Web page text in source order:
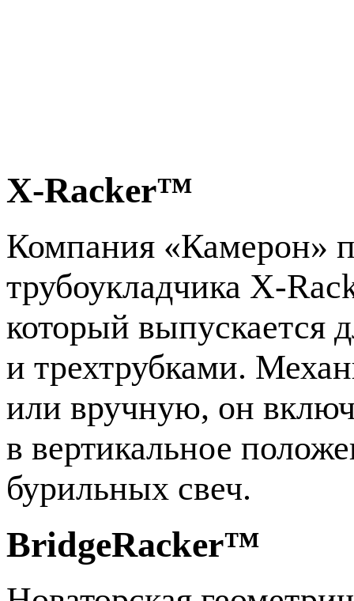
X-Racker™
Компания «Камерон»
трубоукладчика X-
который выпускается
и трехтрубками.
или вручную, он
в вертикальное
бурильных свеч.
BridgeRacker™